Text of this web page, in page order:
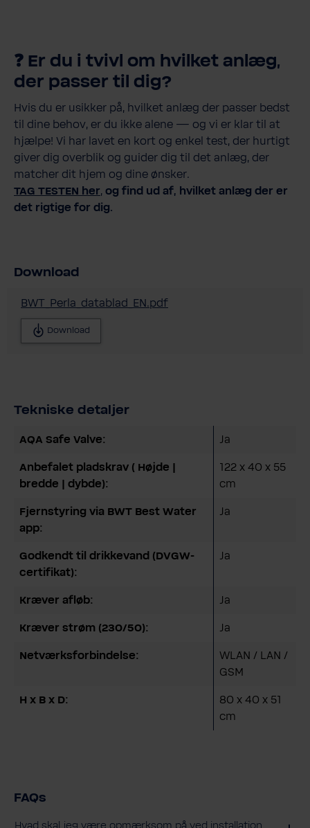
❓ Er du i tvivl om hvilket anlæg,
der passer til dig?
Hvis du er usikker på, hvilket anlæg der passer bedst
til dine behov, er du ikke alene — og vi er klar til at
hjælpe! Vi har lavet en kort og enkel test, der hurtigt
giver dig overblik og guider dig til det anlæg, der
matcher dit hjem og dine ønsker.
TAG TESTEN her, og find ud af, hvilket anlæg der er
det rigtige for dig.
Download
BWT_Perla_datablad_EN.pdf
Download
Tekniske detaljer
AQA Safe Valve: Ja
Anbefalet pladskrav ( Højde |
bredde | dybde):
122 x 40 x 55
cm
Fjernstyring via BWT Best Water
app:
Ja
Godkendt til drikkevand (DVGW-
certifikat):
Ja
Kræver afløb: Ja
Kræver strøm (230/50): Ja
Netværksforbindelse:
WLAN / LAN /
GSM
H x B x D:
80 x 40 x 51
cm
FAQs